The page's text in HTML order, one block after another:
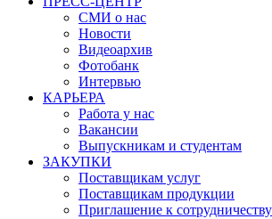
СМИ о нас
Новости
Видеоархив
Фотобанк
Интервью
КАРЬЕРА
Работа у нас
Вакансии
Выпускникам и студентам
ЗАКУПКИ
Поставщикам услуг
Поставщикам продукции
Приглашение к сотрудничеству